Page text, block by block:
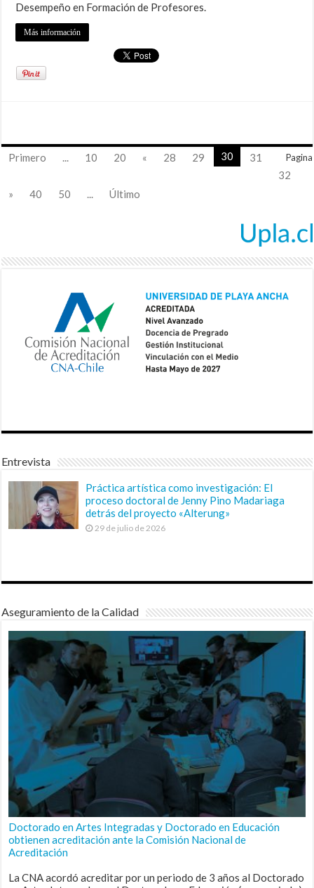
Desempeño en Formación de Profesores.
Más información
Pagina
Primero ... 10 20 « 28 29 30
31
32
»
40 50 ... Último
Entrevista
Práctica artística como investigación: El
proceso doctoral de Jenny Pino Madariaga
detrás del proyecto «Alterung»
29 de julio de 2026
Aseguramiento de la Calidad
Doctorado en Artes Integradas y Doctorado en Educación
obtienen acreditación ante la Comisión Nacional de
Acreditación
La CNA acordó acreditar por un periodo de 3 años al Doctorado